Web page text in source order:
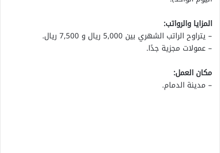
المزايا والرواتب:
– يتراوح الراتب الشهري بين 5,000 ريال و 7,500 ريال.
– عمولات مجزية جدًا.
مكان العمل:
– مدينة الدمام.